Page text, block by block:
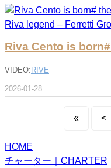
Riva Cento is
VIDEO: RIVE
2026-01-28
« <
HOME
チャーター｜CHARTER